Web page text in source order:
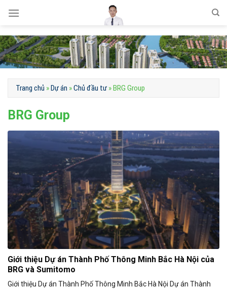
Trang chủ »Dự án »Chủ đầu tư »BRG Group
BRG Group
Giới thiệu Dự án Thành Phố Thông Minh Bắc Hà Nội của
BRG và Sumitomo
Giới thiệu Dự án Thành Phố Thông Minh Bắc Hà Nội Dự án Thành